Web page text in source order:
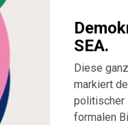
SEA.
Diese
markiert
politischer
formalen